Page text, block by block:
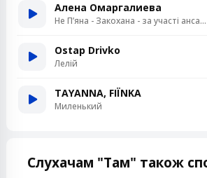
Алена Омаргалиева
Не Пʼяна - Закохана - за участі ансамблю «Кралиця»
Ostap Drivko
Лелій
TAYANNA, FIЇNKA
Миленький
Слухачам "Там" також